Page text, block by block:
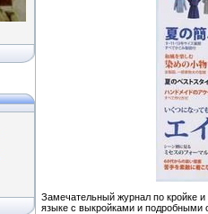
Замечательный журнал по кройке
языке с выкройками и подробными